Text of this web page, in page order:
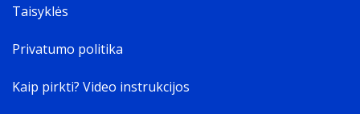
Taisyklės
Privatumo politika
Kaip pirkti? Video instrukcijos